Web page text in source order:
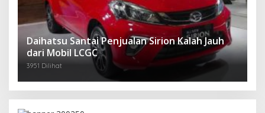
Daihatsu Santai Penjualan Sirion Kalah Jauh
dari Mobil LCGC
3951 Dilihat